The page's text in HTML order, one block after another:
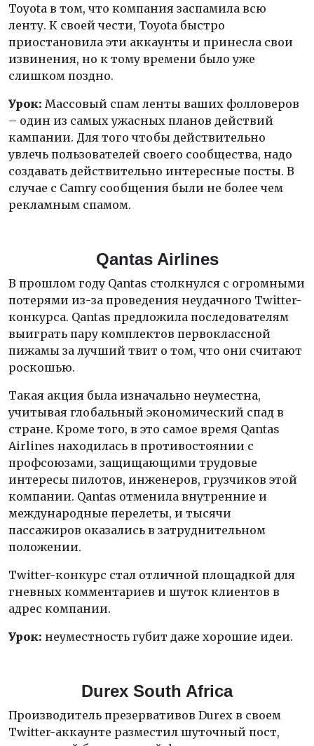
Toyota в том, что компания заспамила всю
ленту. К своей чести, Toyota быстро
приостановила эти аккаунты и принесла свои
извинения, но к тому времени было уже
слишком поздно.
Урок: Массовый спам ленты ваших фолловеров
– один из самых ужасных планов действий
кампании. Для того чтобы действительно
увлечь пользователей своего сообщества, надо
создавать действительно интересные посты. В
случае с Camry сообщения были не более чем
рекламным спамом.
Qantas Airlines
В прошлом году Qantas столкнулся с огромными
потерями из-за проведения неудачного Twitter-
конкурса. Qantas предложила последователям
выиграть пару комплектов первоклассной
пижамы за лучший твит о том, что они считают
роскошью.
Такая акция была изначально неуместна,
учитывая глобальный экономический спад в
стране. Кроме того, в это самое время Qantas
Airlines находилась в противостоянии с
профсоюзами, защищающими трудовые
интересы пилотов, инженеров, грузчиков этой
компании. Qantas отменила внутренние и
международные перелеты, и тысячи
пассажиров оказались в затруднительном
положении.
Twitter-конкурс стал отличной площадкой для
гневных комментариев и шуток клиентов в
адрес компании.
Урок: неуместность губит даже хорошие идеи.
Durex South Africa
Производитель презервативов Durex в своем
Twitter-аккаунте разместил шуточный пост,